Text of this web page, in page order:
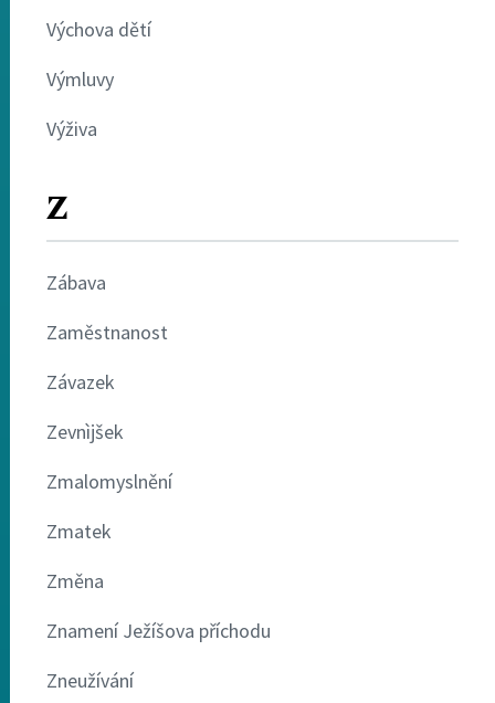
Výchova dětí
Výmluvy
Výživa
Z
Zábava
Zaměstnanost
Závazek
Zevnìjšek
Zmalomyslnění
Zmatek
Změna
Znamení Ježíšova příchodu
Zneužívání